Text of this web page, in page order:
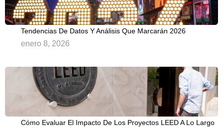
Tendencias De Datos Y Análisis Que Marcarán 2026
enero 8, 2026
Cómo Evaluar El Impacto De Los Proyectos LEED A Lo Largo